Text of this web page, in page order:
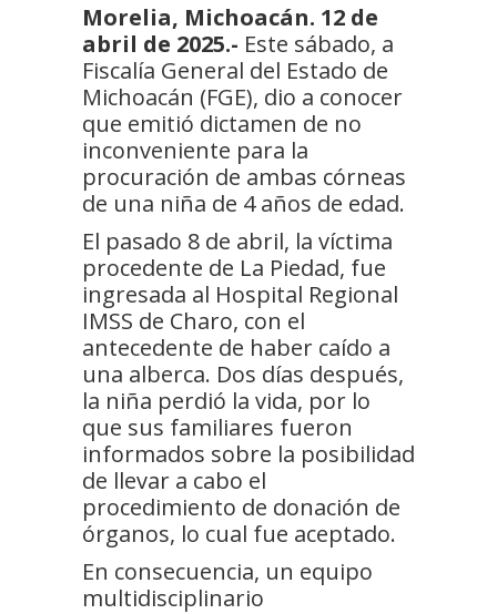
Morelia, Michoacán. 12 de
abril de 2025.- Este sábado, a
Fiscalía General del Estado de
Michoacán (FGE), dio a conocer
que emitió dictamen de no
inconveniente para la
procuración de ambas córneas
de una niña de 4 años de edad.
El pasado 8 de abril, la víctima
procedente de La Piedad, fue
ingresada al Hospital Regional
IMSS de Charo, con el
antecedente de haber caído a
una alberca. Dos días después,
la niña perdió la vida, por lo
que sus familiares fueron
informados sobre la posibilidad
de llevar a cabo el
procedimiento de donación de
órganos, lo cual fue aceptado.
En consecuencia, un equipo
multidisciplinario